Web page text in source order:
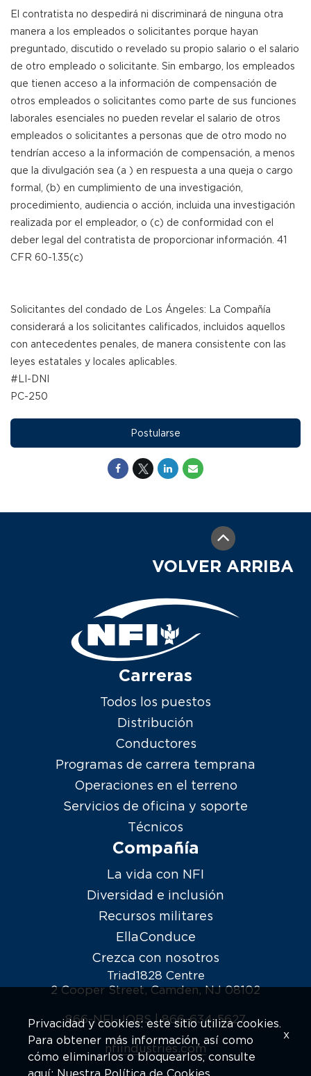
El contratista no despedirá ni discriminará de ninguna otra
manera a los empleados o solicitantes porque hayan
preguntado, discutido o revelado su propio salario o el salario
de otro empleado o solicitante. Sin embargo, los empleados
que tienen acceso a la información de compensación de
otros empleados o solicitantes como parte de sus funciones
laborales esenciales no pueden revelar el salario de otros
empleados o solicitantes a personas que de otro modo no
tendrían acceso a la información de compensación, a menos
que la divulgación sea (a ) en respuesta a una queja o cargo
formal, (b) en cumplimiento de una investigación,
procedimiento, audiencia o acción, incluida una investigación
realizada por el empleador, o (c) de conformidad con el
deber legal del contratista de proporcionar información. 41
CFR 60-1.35(c)
Solicitantes del condado de Los Ángeles: La Compañía
considerará a los solicitantes calificados, incluidos aquellos
con antecedentes penales, de manera consistente con las
leyes estatales y locales aplicables.
#LI-DNI
PC-250
Postularse
VOLVER ARRIBA
Triad1828 Centre
2 Cooper Street, Camden, NJ 08102
866-NFI-JOBS |866-634-5627
nfiindustries.com
Carreras
Todos los puestos
Distribución
Conductores
Programas de carrera temprana
Operaciones en el terreno
Servicios de oficina y soporte
Técnicos
Compañía
La vida con NFI
Diversidad e inclusión
Recursos militares
EllaConduce
Crezca con nosotros
Privacidad y cookies: este sitio utiliza cookies.
Para obtener más información, así como
cómo eliminarlos o bloquearlos, consulte
aquí: Nuestra Política de Cookies
x